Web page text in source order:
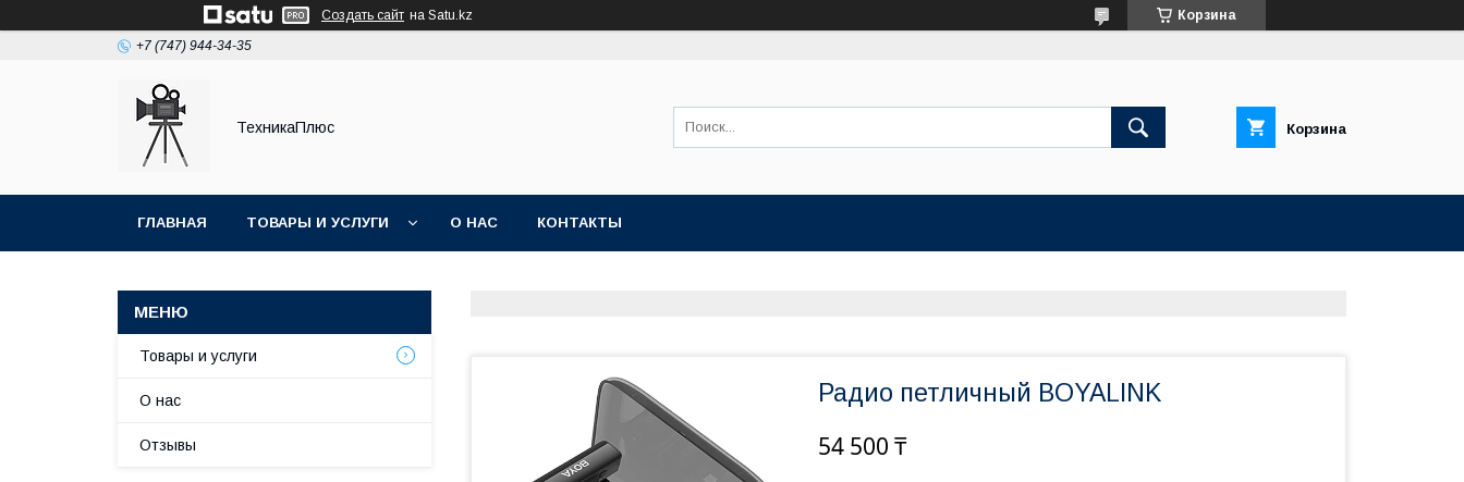
Создать сайт на Satu.kz Корзина
+7 (747) 944-34-35
ТехникаПлюс Корзина
ГЛАВНАЯ ТОВАРЫ И УСЛУГИ О НАС КОНТАКТЫ
Радио петличный BOYALINK
54 500 ₸
Товары и услуги
О нас
Отзывы